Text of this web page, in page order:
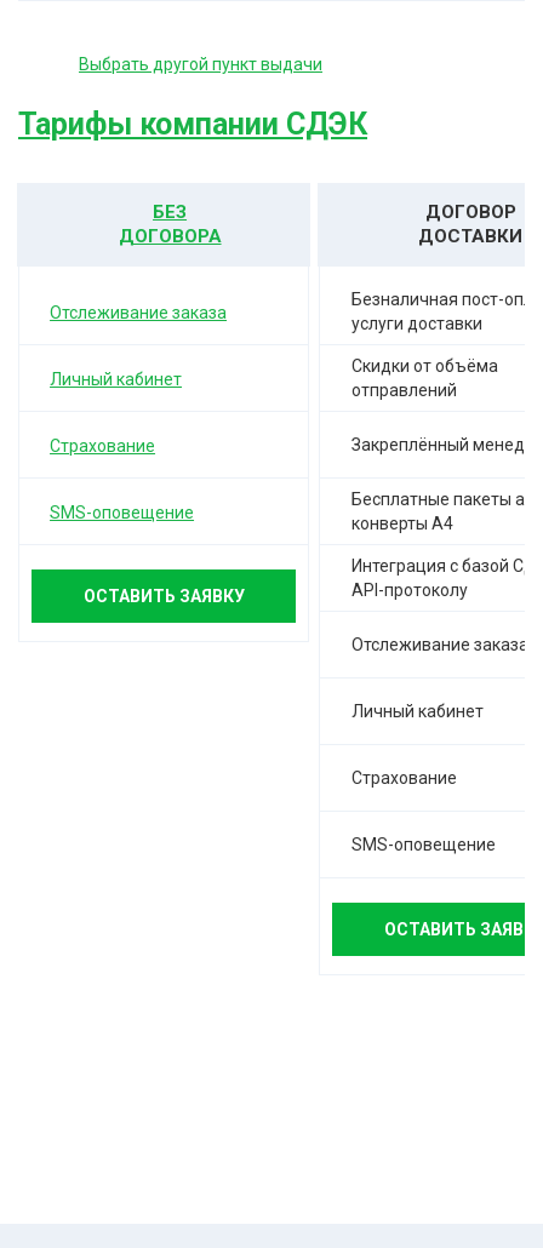
Выбрать другой пункт выдачи
Тарифы компании СДЭК
БЕЗ
ДОГОВОРА
Отслеживание заказа
Личный кабинет
Страхование
SMS-оповещение
ОСТАВИТЬ ЗАЯВКУ
ДОГОВОР
ДОСТАВКИ
Безналичная пост-
услуги доставки
Скидки от объёма
отправлений
Закреплённый
Бесплатные пакеты а-
конверты А4
Интеграция с базой
API-протоколу
Отслеживание заказа
Личный кабинет
Страхование
SMS-оповещение
ОСТАВИТЬ